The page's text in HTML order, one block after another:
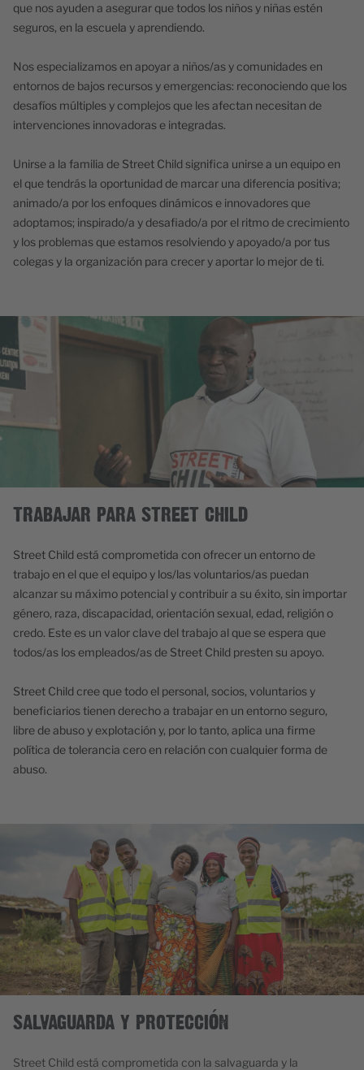
que nos ayuden a asegurar que todos los niños y niñas estén
seguros, en la escuela y aprendiendo.
Nos especializamos en apoyar a niños/as y comunidades en
entornos de bajos recursos y emergencias: reconociendo que los
desafíos múltiples y complejos que les afectan necesitan de
intervenciones innovadoras e integradas.
Unirse a la familia de Street Child significa unirse a un equipo en
el que tendrás la oportunidad de marcar una diferencia positiva;
animado/a por los enfoques dinámicos e innovadores que
adoptamos; inspirado/a y desafiado/a por el ritmo de crecimiento
y los problemas que estamos resolviendo y apoyado/a por tus
colegas y la organización para crecer y aportar lo mejor de ti.
TRABAJAR PARA STREET CHILD
Street Child está comprometida con ofrecer un entorno de
trabajo en el que el equipo y los/las voluntarios/as puedan
alcanzar su máximo potencial y contribuir a su éxito, sin importar
género, raza, discapacidad, orientación sexual, edad, religión o
credo. Este es un valor clave del trabajo al que se espera que
todos/as los empleados/as de Street Child presten su apoyo.
Street Child cree que todo el personal, socios, voluntarios y
beneficiarios tienen derecho a trabajar en un entorno seguro,
libre de abuso y explotación y, por lo tanto, aplica una firme
política de tolerancia cero en relación con cualquier forma de
abuso.
SALVAGUARDA Y PROTECCIÓN
Street Child está comprometida con la salvaguarda y la